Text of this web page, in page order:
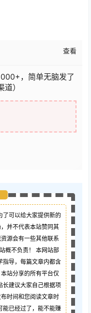
查看
，简单无脑发了
）
了可以给大家提供新的
并不代表本站赞同其
源会有一些其他联系
概不负责！ 本网站部
指导，每篇文章内都含
站分享的所有平台仅
长建议大家自己根据项
时间和您阅读文章时
能已经过了，能不能赚